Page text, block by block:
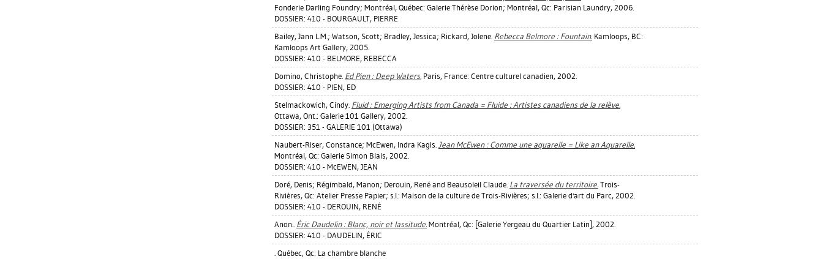
Fonderie Darling Foundry; Montréal, Québec: Galerie Thérèse Dorion; Montréal, Qc: Parisian Laundry, 2006.
DOSSIER: 410 - BOURGAULT, PIERRE
Bailey, Jann L.M.; Watson, Scott; Bradley, Jessica; Rickard, Jolene. Rebecca Belmore : Fountain. Kamloops, BC:
Kamloops Art Gallery, 2005.
DOSSIER: 410 - BELMORE, REBECCA
Domino, Christophe. Ed Pien : Deep Waters. Paris, France: Centre culturel canadien, 2002.
DOSSIER: 410 - PIEN, ED
Stelmackowich, Cindy. Fluid : Emerging Artists from Canada = Fluide : Artistes canadiens de la relève.
Ottawa, Ont.: Galerie 101 Gallery, 2002.
DOSSIER: 351 - GALERIE 101 (Ottawa)
Naubert-Riser, Constance; McEwen, Indra Kagis. Jean McEwen : Comme une aquarelle = Like an Aquarelle.
Montréal, Qc: Galerie Simon Blais, 2002.
DOSSIER: 410 - McEWEN, JEAN
Doré, Denis; Régimbald, Manon; Derouin, René and Beausoleil Claude. La traversée du territoire. Trois-
Rivières, Qc: Atelier Presse Papier; s.l.: Maison de la culture de Trois-Rivières; s.l.: Galerie d'art du Parc, 2002.
DOSSIER: 410 - DEROUIN, RENÉ
Anon.. Éric Daudelin : Blanc, noir et lassitude. Montréal, Qc: [Galerie Yergeau du Quartier Latin], 2002.
DOSSIER: 410 - DAUDELIN, ÉRIC
. Québec, Qc: La chambre blanche